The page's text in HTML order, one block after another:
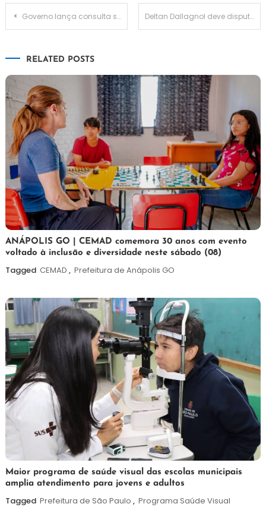
Navegação
Governo lança consulta sobre qualidade dos serviços públicos digitais Deltan Dallagnol deve disputar vaga para a Câmara dos Deputados
RELATED POSTS
7
de
agosto
Maurilio
ANÁPOLIS GO | CEMAD comemora 30 anos com evento
voltado à inclusão e diversidade neste sábado (08)
Tagged CEMAD , Prefeitura de Anápolis GO
7
de
agosto
Maurilio
Maior programa de saúde visual das escolas municipais
amplia atendimento para jovens e adultos
Tagged Prefeitura de São Paulo , Programa Saúde Visual